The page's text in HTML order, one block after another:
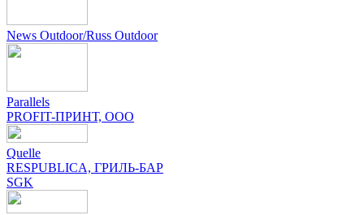
News Outdoor/Russ Outdoor
Parallels
PROFIT-ПРИНТ, ООО
Quelle
RESPUBLICA, ГРИЛЬ-БАР
SGK